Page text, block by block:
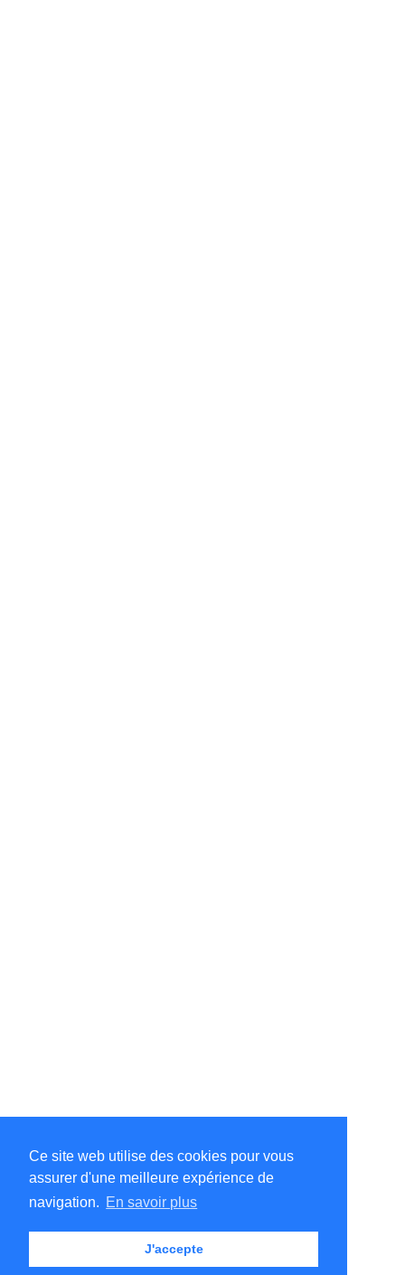
Ce site web utilise des cookies pour vous
assurer d'une meilleure expérience de
navigation. En savoir plus
J'accepte
©Amélie Pepin. Tous droits réservés.
Site Internet par Matthieu Pepin